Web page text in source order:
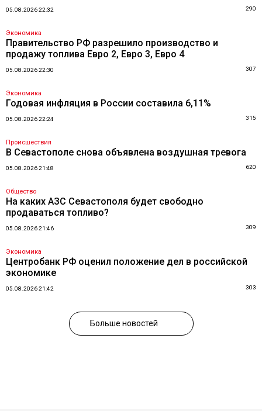
05.08.2026 22:32 290
Экономика
Правительство РФ разрешило производство и
продажу топлива Евро 2, Евро 3, Евро 4
05.08.2026 22:30 307
Экономика
Годовая инфляция в России составила 6,11%
05.08.2026 22:24 315
Происшествия
В Севастополе снова объявлена воздушная тревога
05.08.2026 21:48 620
Общество
На каких АЗС Севастополя будет свободно
продаваться топливо?
05.08.2026 21:46 309
Экономика
Центробанк РФ оценил положение дел в российской
экономике
05.08.2026 21:42 303
Больше новостей